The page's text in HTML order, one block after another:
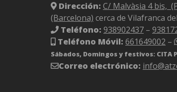
Dirección: C/ Malvàsia 4 bis,
(Barcelona) cerca de Vilafranca
Teléfono: 938902437 –
Teléfono Móvil: 661649002 –
Sábados, Domingos y festivos: CITA
Correo electrónico: